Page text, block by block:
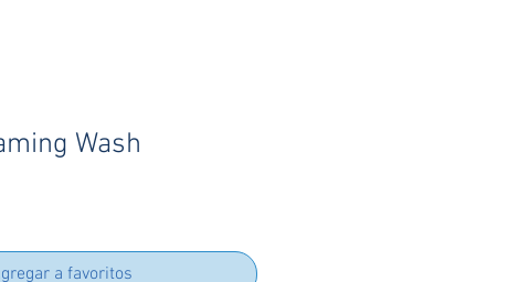
Wash
a favoritos